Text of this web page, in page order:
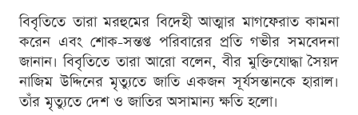
বিবৃতিতে তারা মরহুমের বিদেহী আত্মার মাগফেরাত কামনা
করেন এবং শোক-সন্তপ্ত পরিবারের প্রতি গভীর সমবেদনা
জানান। বিবৃতিতে তারা আরো বলেন, বীর মুক্তিযোদ্ধা সৈয়দ
নাজিম উদ্দিনের মৃত্যুতে জাতি একজন সূর্যসন্তানকে হারাল।
তাঁর মৃত্যুতে দেশ ও জাতির অসামান্য ক্ষতি হলো।